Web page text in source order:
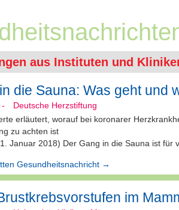
aus Instituten und
die Sauna: Was geht und
-
Deutsche Herzstiftung
erläutert, worauf bei koronarer
zu achten ist
Januar 2018) Der Gang in die Sauna ist für
Gesundheitsnachricht →
im